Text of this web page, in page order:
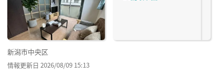
新潟市中央区
情報更新日 2026/08/09 15:13